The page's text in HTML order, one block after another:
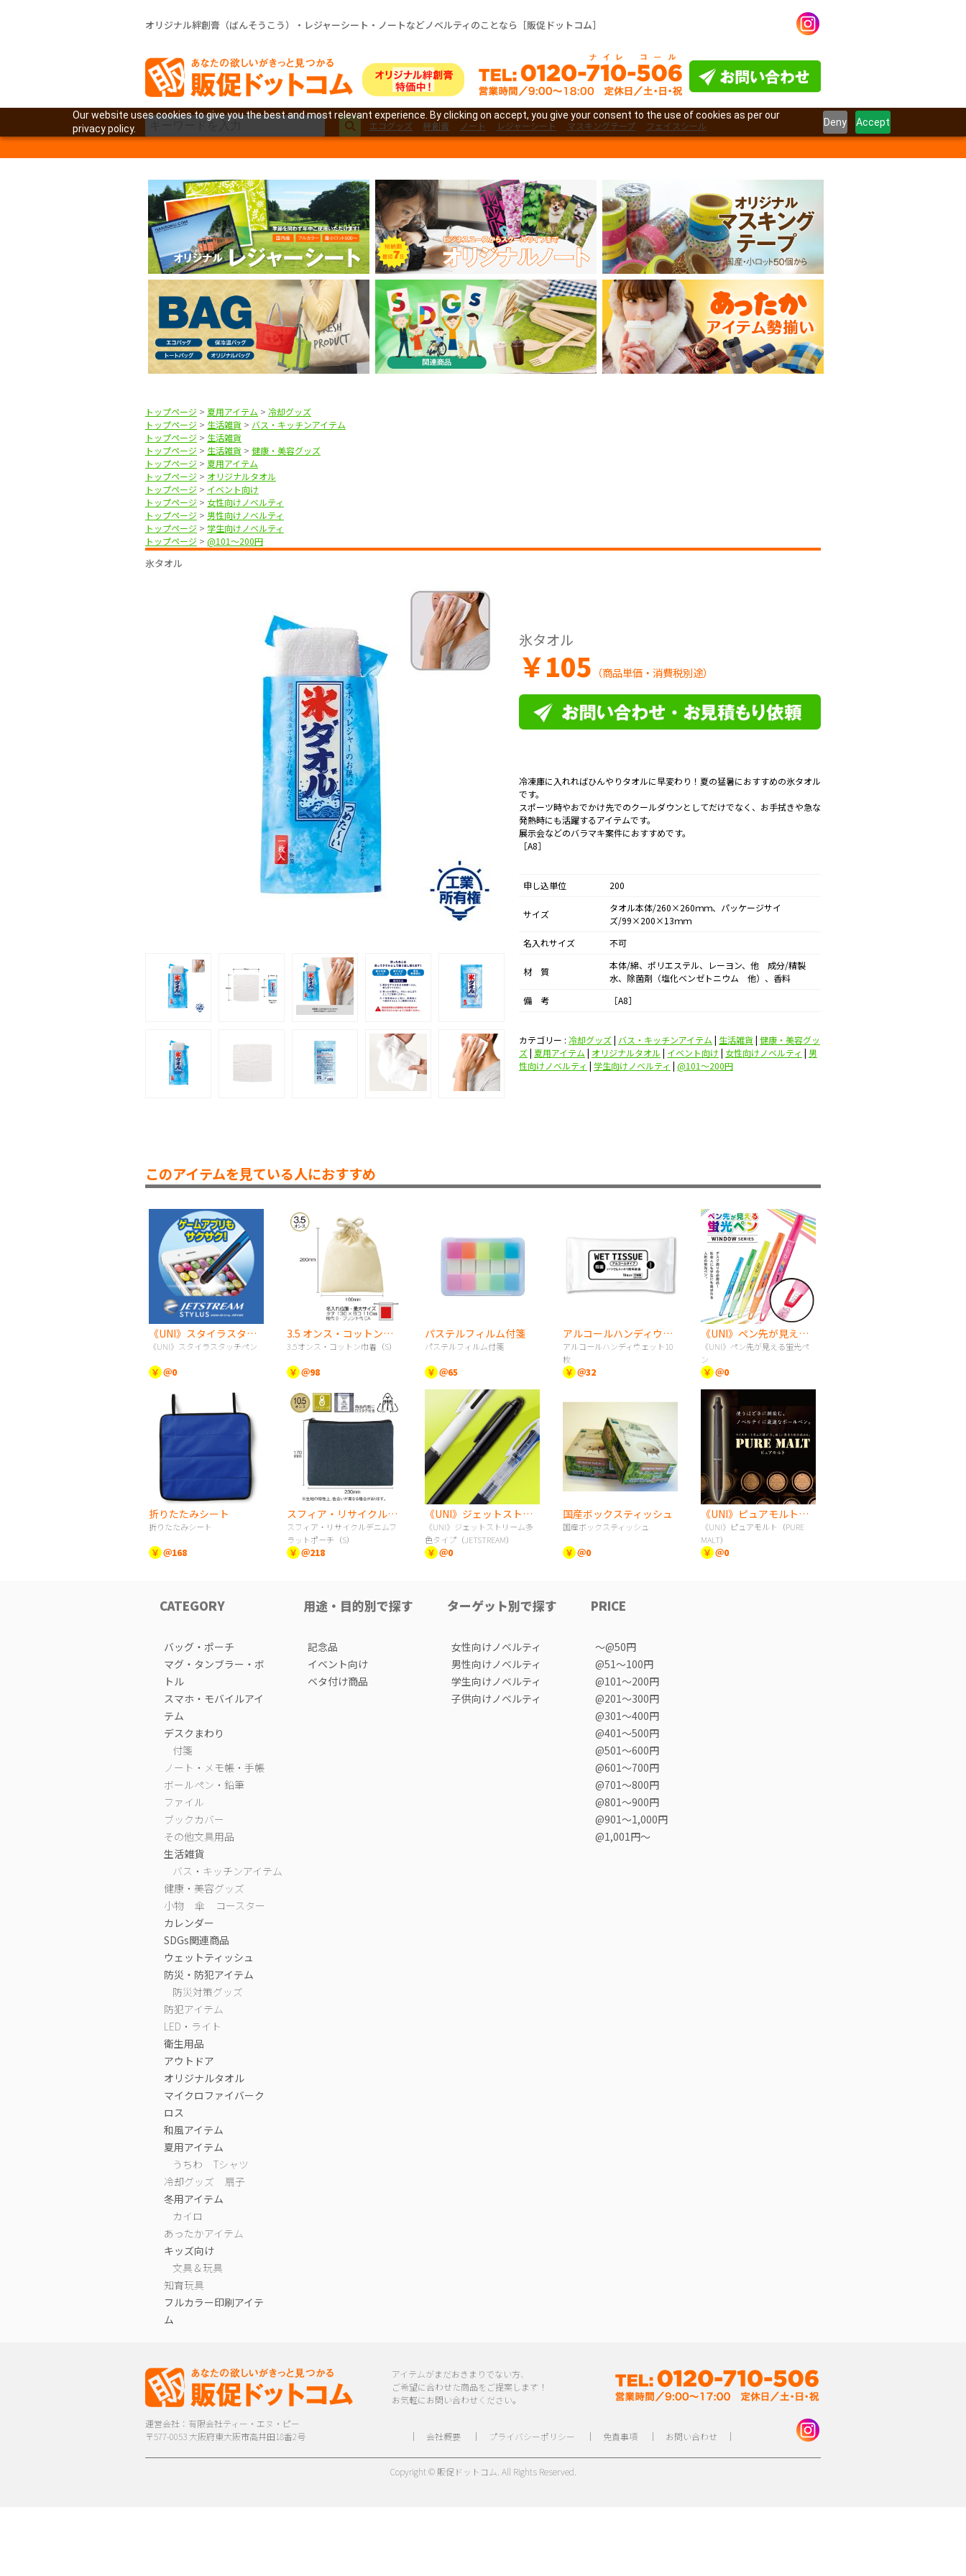
Our website uses cookies to give you the best and most relevant experience. By clicking on accept, you give your consent to the use of cookies as per our
privacy policy.
Deny Accept
オリジナル絆創膏（ばんそうこう）・レジャーシート・ノートなどノベルティのことなら［販促ドットコム］
エコグッズ 絆創膏 ノート レジャーシート マスキングテープ フェイスシール
トップページ > 夏用アイテム > 冷却グッズ
トップページ > 生活雑貨 > バス・キッチンアイテム
トップページ > 生活雑貨
トップページ > 生活雑貨 > 健康・美容グッズ
トップページ > 夏用アイテム
トップページ > オリジナルタオル
トップページ > イベント向け
トップページ > 女性向けノベルティ
トップページ > 男性向けノベルティ
トップページ > 学生向けノベルティ
トップページ > @101〜200円
氷タオル
氷タオル
￥105 （商品単価・消費税別途）
冷凍庫に入れればひんやりタオルに早変わり！夏の猛暑におすすめの氷タオル
です。
スポーツ時やおでかけ先でのクールダウンとしてだけでなく、お手拭きや急な
発熱時にも活躍するアイテムです。
展示会などのバラマキ案件におすすめです。
［A8］
申し込単位 200
サイズ
タオル本体/260×260ｍｍ、パッケージサイ
ズ/99×200×13ｍｍ
名入れサイズ
不可
材 質
本体/綿、ポリエステル、レーヨン、他 成分/精製
水、除菌剤（塩化ベンゼトニウム 他）、香料
備 考
［A8］
カテゴリー : 冷却グッズ| バス・キッチンアイテム | 生活雑貨| 健康・美容グッ
ズ| 夏用アイテム | オリジナルタオル | イベント向け | 女性向けノベルティ | 男
性向けノベルティ | 学生向けノベルティ | @101〜200円
このアイテムを見ている人におすすめ
《UNI》スタイラスタッチペン
《UNI》スタイラスタッチペン
￥ ＠0
3.5 オンス・コットン巾着（S）
3.5オンス・コットン巾着（S）
￥ ＠98
パステルフィルム付箋
パステルフィルム付箋
￥ ＠65
アルコールハンディウェット10枚
アルコールハンディウェット10
枚
￥ ＠32
《UNI》ペン先が見える蛍光ペン
《UNI》ペン先が見える蛍光ペ
ン
￥ ＠0
折りたたみシート
折りたたみシート
￥ ＠168
スフィア・リサイクルデニムフラットポーチ（S）
スフィア・リサイクルデニムフ
ラットポーチ（S）
￥ ＠218
《UNI》ジェットストリーム多色タイプ（JETSTREAM）
《UNI》ジェットストリーム多
色タイプ（JETSTREAM）
￥ ＠0
国産ボックスティッシュ
国産ボックスティッシュ
￥ ＠0
《UNI》ピュアモルト（PURE MALT）
《UNI》ピュアモルト（PURE
MALT）
￥ ＠0
CATEGORY
バッグ・ポーチ
マグ・タンブラー・ボ
トル
スマホ・モバイルアイ
テム
デスクまわり
付箋
ノート・メモ帳・手帳
ボールペン・鉛筆
ファイル
ブックカバー
その他文具用品
生活雑貨
バス・キッチンアイテム
健康・美容グッズ
小物
傘
コースター
カレンダー
SDGs関連商品
ウェットティッシュ
防災・防犯アイテム
防災対策グッズ
防犯アイテム
LED・ライト
衛生用品
アウトドア
オリジナルタオル
マイクロファイバーク
ロス
和風アイテム
夏用アイテム
うちわ
Tシャツ
冷却グッズ
扇子
冬用アイテム
カイロ
あったかアイテム
キッズ向け
文具＆玩具
知育玩具
フルカラー印刷アイテ
ム
用途・目的別で探す
記念品
イベント向け
ベタ付け商品
ターゲット別で探す
女性向けノベルティ
男性向けノベルティ
学生向けノベルティ
子供向けノベルティ
PRICE
〜@50円
@51〜100円
@101〜200円
@201〜300円
@301〜400円
@401〜500円
@501〜600円
@601〜700円
@701〜800円
@801〜900円
@901〜1,000円
@1,001円〜
アイテムがまだおきまりでない方、
ご希望に合わせた商品をご提案します！
お気軽にお問い合わせください。
運営会社：有限会社ティー・エヌ・ピー
〒577-0053 大阪府東大阪市高井田18番2号
｜ 会社概要｜ プライバシーポリシー ｜ 免責事項｜ お問い合わせ ｜
Copyright © 販促ドットコム. All Rights Reserved.